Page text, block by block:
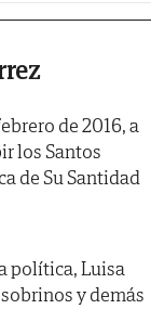
de 2016, a
los Santos
de Su Santidad
política, Luisa
y demás